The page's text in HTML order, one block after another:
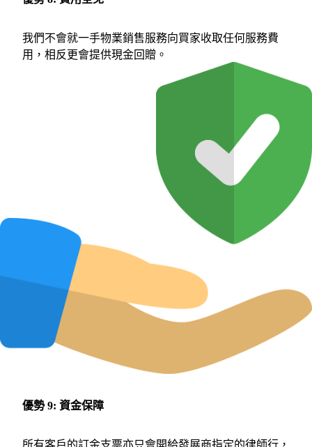
我們不會就一手物業銷售服務向買家收取任何服務費
用，相反更會提供現金回贈。
優勢 9: 資金保障
所有客戶的訂金支票亦只會開給發展商指定的律師行，